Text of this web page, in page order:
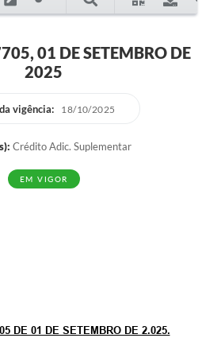
01 DE SETEMBRO DE
2025
vigência: 18/10/2025
Crédito Adic. Suplementar
EM VIGOR
DE 01 DE SETEMBRO DE 2.025.